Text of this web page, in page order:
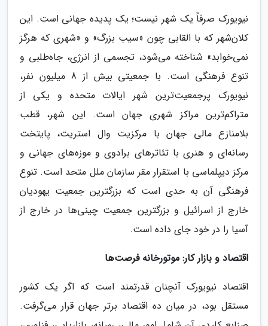
نیویورک صرفاً یک شهر نیست؛ یک پدیده جهانی است. این
کلان‌شهر که با القابی چون «سیب بزرگ» و «شهری که هرگز
نمی‌خوابد» شناخته می‌شود، تجسمی از انرژی، جاه‌طلبی و
تنوع فرهنگی است. با جمعیتی بیش از 8 میلیون نفر،
نیویورک پرجمعیت‌ترین شهر ایالات متحده و یکی از
متراکم‌ترین مراکز شهری جهان است. این شهر، قطب
بلامنازع مالی جهان با مرکزیت وال استریت، پایتخت
رسانه‌ای و هنری با تئاترهای برادوی و موزه‌های جهانی و
مرکز دیپلماسی با استقرار مقر سازمان ملل متحد است. تنوع
فرهنگی آن به حدی است که بزرگترین جمعیت یهودیان
خارج از اسرائیل و بزرگترین جمعیت چینی‌ها در خارج از
آسیا را در خود جای داده است.
اقتصاد و بازار کار: موتورخانه فرصت‌ها
اقتصاد نیویورک آنچنان قدرتمند است که اگر یک کشور
مستقل بود، در میان ده اقتصاد برتر جهان قرار می‌گرفت.